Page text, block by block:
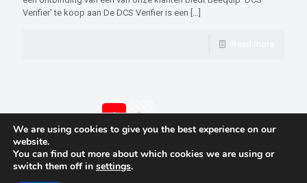
Verifier’ te koop aan De DCS Verifier is een […]
1 2 Next page
We are using cookies to give you the best experience on our
website.
You can find out more about which cookies we are using or
switch them off in settings.